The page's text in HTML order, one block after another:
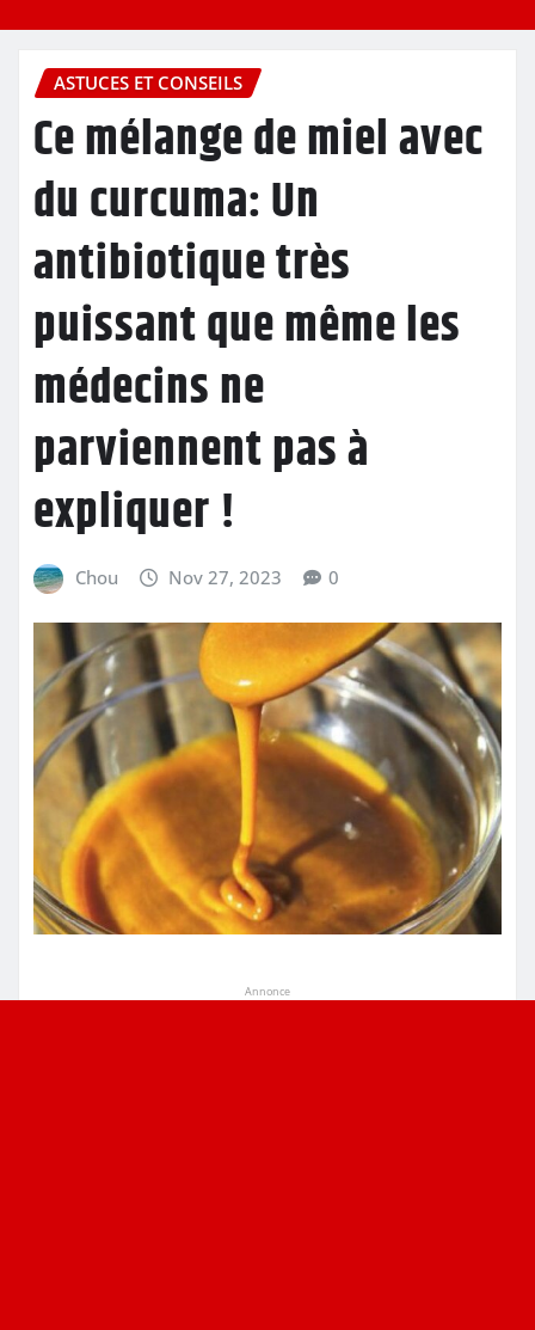
ASTUCES ET CONSEILS
Ce mélange de miel avec
du curcuma: Un
antibiotique très
puissant que même les
médecins ne
parviennent pas à
expliquer !
Chou Nov 27, 2023 0
Annonce